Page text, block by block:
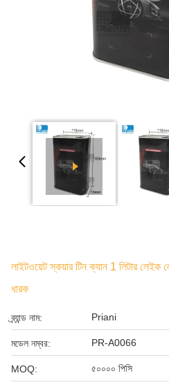
লাইটওয়েট স্কয়ার টিন ক্যান 1 লিটার লেইক
ধারক
ব্র্যান্ড নাম: Priani
মডেল নম্বর: PR-A0066
MOQ: ৫০০০০ পিসি